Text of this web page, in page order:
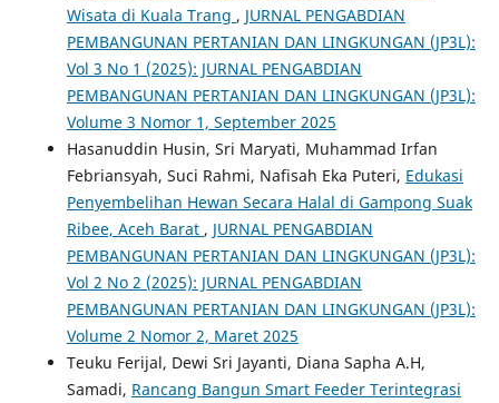
Wisata di Kuala Trang , JURNAL PENGABDIAN
PEMBANGUNAN PERTANIAN DAN LINGKUNGAN (JP3L):
Vol 3 No 1 (2025): JURNAL PENGABDIAN
PEMBANGUNAN PERTANIAN DAN LINGKUNGAN (JP3L):
Volume 3 Nomor 1, September 2025
Hasanuddin Husin, Sri Maryati, Muhammad Irfan
Febriansyah, Suci Rahmi, Nafisah Eka Puteri, Edukasi
Penyembelihan Hewan Secara Halal di Gampong Suak
Ribee, Aceh Barat , JURNAL PENGABDIAN
PEMBANGUNAN PERTANIAN DAN LINGKUNGAN (JP3L):
Vol 2 No 2 (2025): JURNAL PENGABDIAN
PEMBANGUNAN PERTANIAN DAN LINGKUNGAN (JP3L):
Volume 2 Nomor 2, Maret 2025
Teuku Ferijal, Dewi Sri Jayanti, Diana Sapha A.H,
Samadi, Rancang Bangun Smart Feeder Terintegrasi